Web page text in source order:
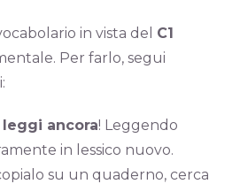
in vista del C1
Per farlo, segui
ancora! Leggendo
in lessico nuovo.
su un quaderno, cerca